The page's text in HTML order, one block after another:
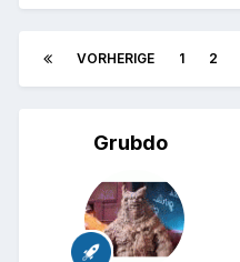
VORHERIGE 1 2
Grubdo